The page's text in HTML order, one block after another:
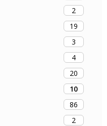
2
19
3
4
20
10
86
2